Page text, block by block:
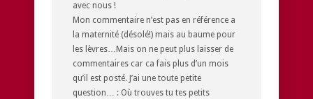
avec nous !
Mon commentaire n’est pas en référence a
la maternité (désolé!) mais au baume pour
les lèvres…Mais on ne peut plus laisser de
commentaires car ca fais plus d’un mois
qu’il est posté. J’ai une toute petite
question… : Où trouves tu tes petits